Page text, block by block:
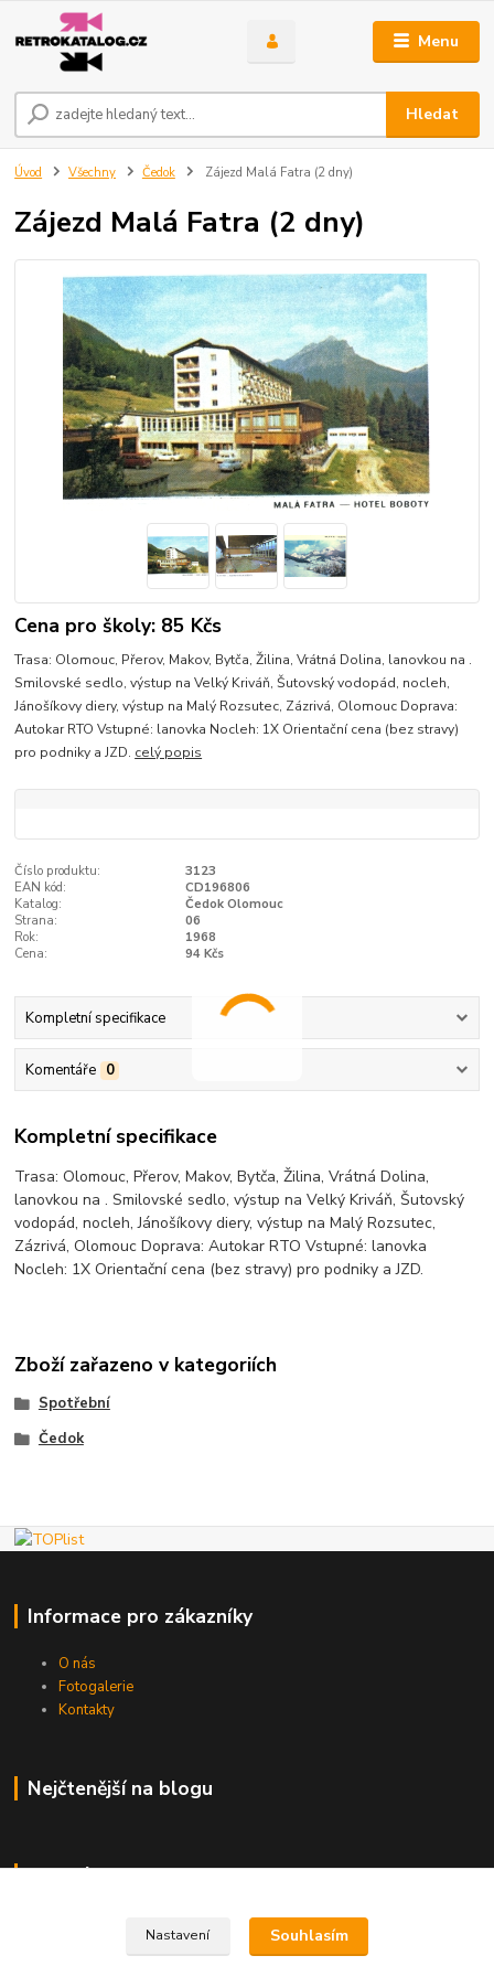
Menu
Hledat
Úvod Všechny Čedok Zájezd Malá Fatra (2 dny)
Zájezd Malá Fatra (2 dny)
Cena pro školy: 85 Kčs
Trasa: Olomouc, Přerov, Makov, Bytča, Žilina, Vrátná Dolina, lanovkou na .
Smilovské sedlo, výstup na Velký Kriváň, Šutovský vodopád, nocleh,
Jánošíkovy diery, výstup na Malý Rozsutec, Zázrivá, Olomouc Doprava:
Autokar RTO Vstupné: lanovka Nocleh: 1X Orientační cena (bez stravy)
pro podniky a JZD. celý popis
Číslo produktu:
3123
EAN kód:
CD196806
Katalog:
Čedok Olomouc
Strana:
06
Rok:
1968
Cena:
94 Kčs
Kompletní specifikace
Komentáře 0
Kompletní specifikace
Trasa: Olomouc, Přerov, Makov, Bytča, Žilina, Vrátná Dolina,
lanovkou na . Smilovské sedlo, výstup na Velký Kriváň, Šutovský
vodopád, nocleh, Jánošíkovy diery, výstup na Malý Rozsutec,
Zázrivá, Olomouc Doprava: Autokar RTO Vstupné: lanovka
Nocleh: 1X Orientační cena (bez stravy) pro podniky a JZD.
Zboží zařazeno v kategoriích
Spotřební
Čedok
Informace pro zákazníky
O nás
Fotogalerie
Kontakty
Nejčtenější na blogu
Kde nás najdete
Nastavení Souhlasím